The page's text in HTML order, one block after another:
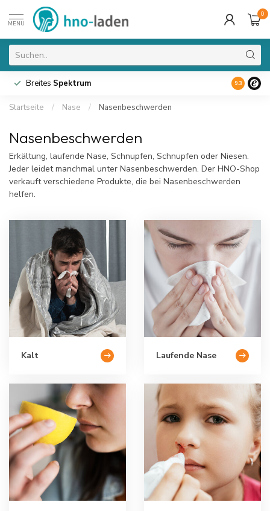
MENU
0
Breites Spektrum 9.3
Startseite / Nase / Nasenbeschwerden
Nasenbeschwerden
Erkältung, laufende Nase, Schnupfen, Schnupfen oder Niesen.
Jeder leidet manchmal unter Nasenbeschwerden. Der HNO-Shop
verkauft verschiedene Produkte, die bei Nasenbeschwerden
helfen.
Kalt Laufende Nase